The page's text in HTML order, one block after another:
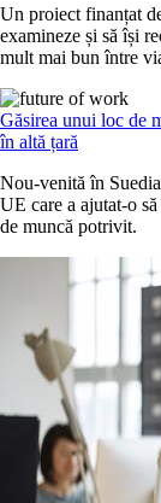
Un proiect finanțat
examineze și să își
mult mai bun între
Găsirea unui loc de
în altă țară
Nou-venită în
UE care a ajutat-o
de muncă potrivit.